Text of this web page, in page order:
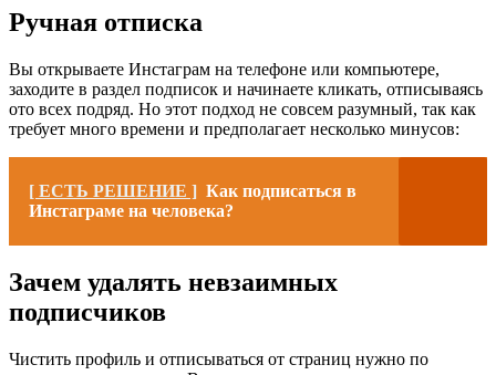
Ручная отписка
Вы открываете Инстаграм на телефоне или компьютере,
заходите в раздел подписок и начинаете кликать, отписываясь
ото всех подряд. Но этот подход не совсем разумный, так как
требует много времени и предполагает несколько минусов:
[ ЕСТЬ РЕШЕНИЕ ] Как подписаться в
Инстаграме на человека?
Зачем удалять невзаимных
подписчиков
Чистить профиль и отписываться от страниц нужно по